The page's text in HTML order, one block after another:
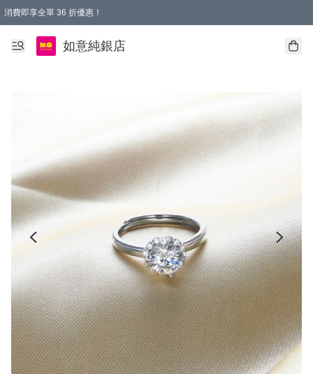
消費即享全單 36 折優惠！
購物满$50，全國包郵。Free shopping on orders over $50.
如意純銀店